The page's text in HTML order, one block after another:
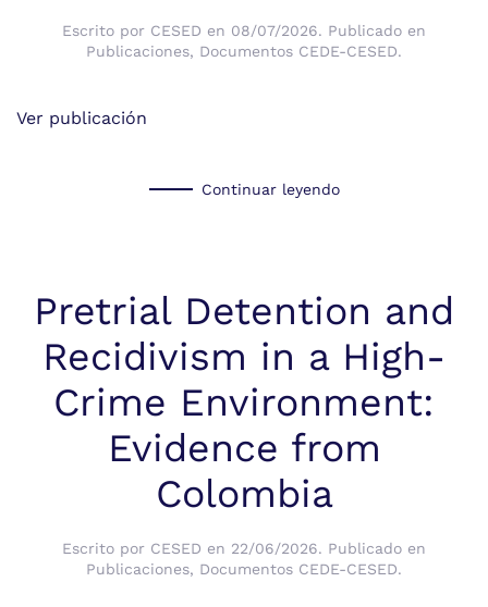
Escrito por CESED en 08/07/2026. Publicado en
Publicaciones, Documentos CEDE-CESED.
Ver publicación
Continuar leyendo
Pretrial Detention and
Recidivism in a High-
Crime Environment:
Evidence from
Colombia
Escrito por CESED en 22/06/2026. Publicado en
Publicaciones, Documentos CEDE-CESED.